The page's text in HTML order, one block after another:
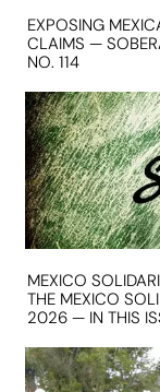
EXPOSING
CLAIMS —
NO. 114
MEXICO
THE MEXICO
2026 — IN THIS